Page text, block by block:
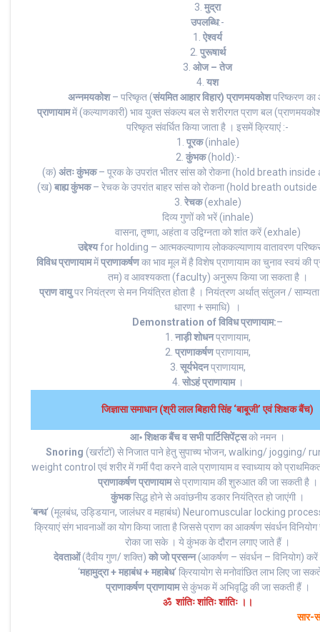
3. मुद्रा
उपलब्धि:-
1. ऐश्वर्य
2. पुरूषार्थ
3. ओज – तेज
4. यश
अन्नमयकोश– परिष्कृत (संयमित आहार विहार) प्राणमयकोशपरिष्करण का
प्राणायाममें (कल्याणकारी) भाव युक्त संकल्प बल से शरीरगत प्राण बल
परिष्कृत संवर्धित किया जाता है । इसमें क्रियाएं :-
1. पूरक(inhale)
2. कुंभक(hold):-
(क) अंतः कुंभक– पूरक के उपरांत भीतर सांस को रोकना (hold breath
(ख) बाह्य कुंभक– रेचक के उपरांत बाहर सांस को रोकना (hold breath
3. रेचक(exhale)
दिव्य गुणों को भरें (inhale)
वासना, तृष्णा, अहंता व उद्विग्नता को शांत करें (exhale)
उद्देश्यfor holding – आत्मकल्याणाय लोककल्याणाय वातावरण
विविध प्राणायाममेंप्राणाकर्षणका भाव मूल में है विशेष प्राणायाम का चुनाव स्वयं की
तम) व आवश्यकता (faculty) अनुरूप किया जा सकता है ।
प्राण वायुपर नियंत्रण से मन नियंत्रित होता है । नियंत्रण अर्थात् संतुलन /
धारणा + समाधि) ।
Demonstration of विविध प्राणायाम:–
1. नाड़ी शोधनप्राणायाम,
2. प्राणाकर्षणप्राणायाम,
3. सूर्यभेदनप्राणायाम,
4. सोऽहं प्राणायाम।
जिज्ञासा समाधान (श्री लाल बिहारी सिंह ‘बाबूजी’ एवं शिक्षक बैंच)
आ॰ शिक्षक बैंच व सभी पार्टिसिपेंट्सको नमन ।
Snoring (खर्राटों) से निजात पाने हेतु सुपाच्य भोजन, walking/ jogging/
weight control एवं शरीर में गर्मी पैदा करने वाले प्राणायाम व स्वाध्याय को
प्राणाकर्षण प्राणायामसे प्राणायाम की शुरुआत की जा सकती है ।
कुंभकसिद्ध होने से अवांछनीय डकार नियंत्रित हो जाएंगी ।
‘बन्ध‘ (मूलबंध, उड्डियान, जालंधर व महाबंध) Neuromuscular locking process
क्रियाएं संग भावनाओं का योग किया जाता है जिससे प्राण का आकर्षण संवर्धन विनियोग
रोका जा सके । ये कुंभक के दौरान लगाए जाते हैं ।
देवताओं(दैवीय गुण/ शक्ति) को जो प्रसन्न(आकर्षण – संवर्धन – विनियोग) करें
‘महामुद्रा + महाबंध + महाबेध‘ क्रियायोग से मनोवांछित लाभ लिए जा
प्राणाकर्षण प्राणायामसे कुंभक में अभिवृद्धि की जा सकती हैं ।
ॐ शांतिः शांतिः शांतिः ।।
सार-